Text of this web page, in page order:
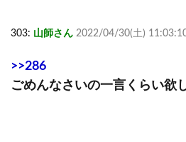
303: 山師さん 2022/04/30(土)
>>286
ごめんなさいの一言くらい欲